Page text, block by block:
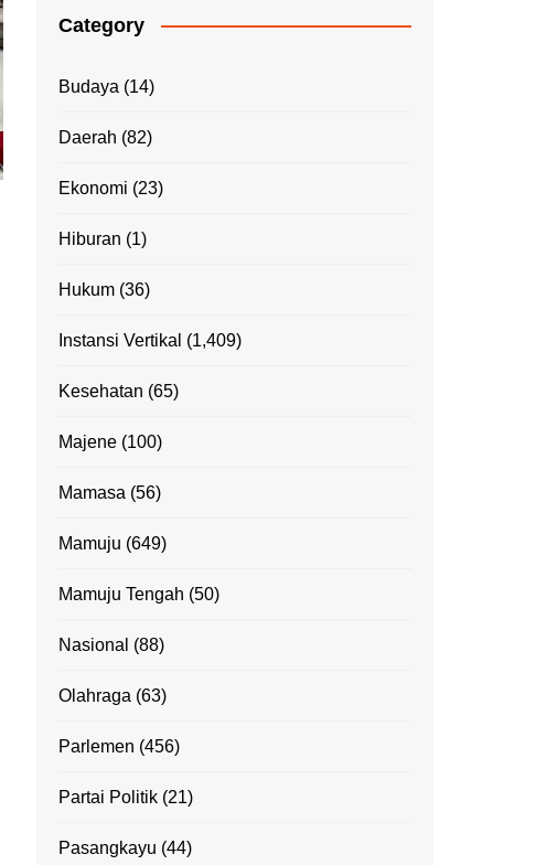
Category
Budaya (14)
Daerah (82)
Ekonomi (23)
Hiburan (1)
Hukum (36)
Instansi Vertikal (1,409)
Kesehatan (65)
Majene (100)
Mamasa (56)
Mamuju (649)
Mamuju Tengah (50)
Nasional (88)
Olahraga (63)
Parlemen (456)
Partai Politik (21)
Pasangkayu (44)